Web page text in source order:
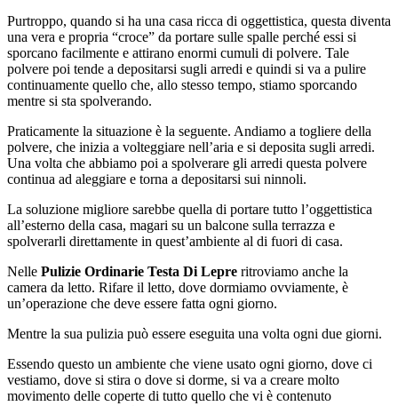
Purtroppo, quando si ha una casa ricca di oggettistica, questa diventa
una vera e propria “croce” da portare sulle spalle perché essi si
sporcano facilmente e attirano enormi cumuli di polvere. Tale
polvere poi tende a depositarsi sugli arredi e quindi si va a pulire
continuamente quello che, allo stesso tempo, stiamo sporcando
mentre si sta spolverando.
Praticamente la situazione è la seguente. Andiamo a togliere della
polvere, che inizia a volteggiare nell’aria e si deposita sugli arredi.
Una volta che abbiamo poi a spolverare gli arredi questa polvere
continua ad aleggiare e torna a depositarsi sui ninnoli.
La soluzione migliore sarebbe quella di portare tutto l’oggettistica
all’esterno della casa, magari su un balcone sulla terrazza e
spolverarli direttamente in quest’ambiente al di fuori di casa.
Nelle Pulizie Ordinarie Testa Di Lepre ritroviamo anche la
camera da letto. Rifare il letto, dove dormiamo ovviamente, è
un’operazione che deve essere fatta ogni giorno.
Mentre la sua pulizia può essere eseguita una volta ogni due giorni.
Essendo questo un ambiente che viene usato ogni giorno, dove ci
vestiamo, dove si stira o dove si dorme, si va a creare molto
movimento delle coperte di tutto quello che vi è contenuto